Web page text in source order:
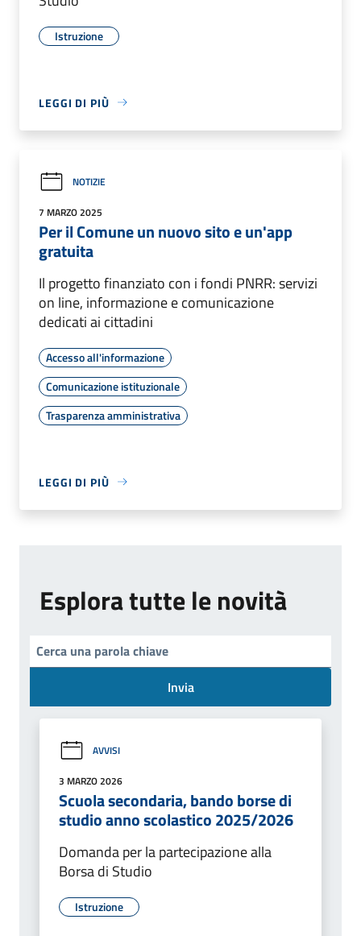
Istruzione
LEGGI DI PIÙ
NOTIZIE
7 MARZO 2025
Per il Comune un nuovo sito e un'app
gratuita
Il progetto finanziato con i fondi PNRR: servizi
on line, informazione e comunicazione
dedicati ai cittadini
Accesso all'informazione
Comunicazione istituzionale
Trasparenza amministrativa
LEGGI DI PIÙ
Esplora tutte le novità
Invia
AVVISI
3 MARZO 2026
Scuola secondaria, bando borse di
studio anno scolastico 2025/2026
Domanda per la partecipazione alla
Borsa di Studio
Istruzione